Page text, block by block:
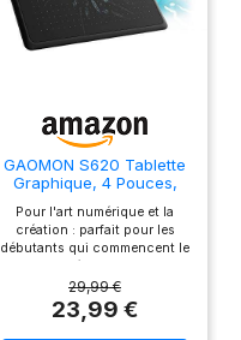
GAOMON S620 Tablette
Graphique, 4 Pouces,
Pile
Pour l'art numérique et la
création : parfait pour les
débutants qui commencent le
dessin numérique, l'esquisse,
le design graphique, les
œuvres d'art 3D, l'animation,
etc. Répond également à
29,99 €
23,99 €